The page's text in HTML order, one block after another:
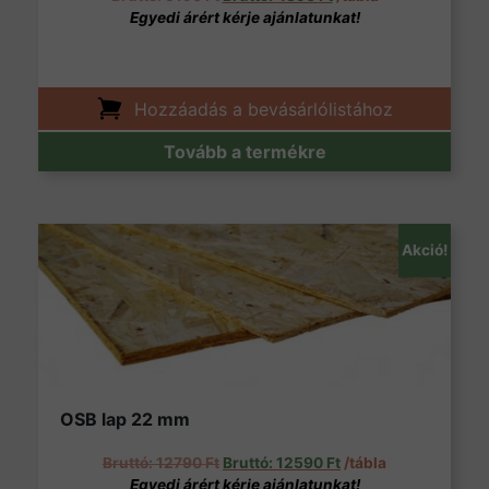
Hozzáadás a bevásárlólistához
Tovább a termékre
Akció!
OSB lap 22 mm
12790Ft Original price was: 12790 Ft.
12590 FtCurrent price is:
/tábla